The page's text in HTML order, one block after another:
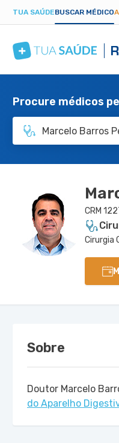
TUA SAÚDEBUSCAR MÉDICO
Procure médicos
CRM
Cirurgia
Sobre
Doutor Marcelo
do Aparelho